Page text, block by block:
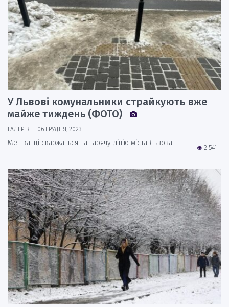
У Львові комунальники страйкують вже
майже тиждень (ФОТО)
ГАЛЕРЕЯ 06 ГРУДНЯ, 2023
2 541
Мешканці скаржаться на Гарячу лінію міста Львова